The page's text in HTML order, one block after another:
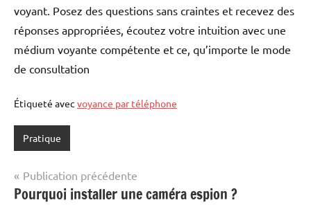
voyant. Posez des questions sans craintes et recevez des
réponses appropriées, écoutez votre intuition avec une
médium voyante compétente et ce, qu’importe le mode
de consultation
Étiqueté avec voyance par téléphone
Pratique
Navigation
de
Publication précédente
Pourquoi installer une caméra espion ?